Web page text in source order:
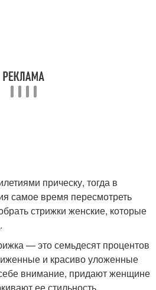
прическу, тогда в
самое время пересмотреть
стрижки женские, которые
— это семьдесят процентов
и красиво уложенные
внимание, придают женщине